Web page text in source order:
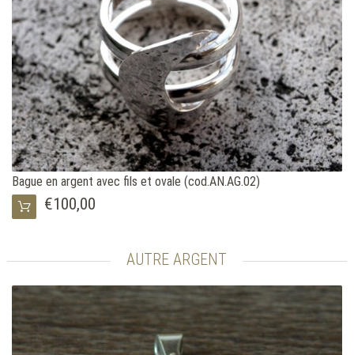
Bague en argent avec fils et ovale (cod.AN.AG.02)
€100,00
AUTRE ARGENT